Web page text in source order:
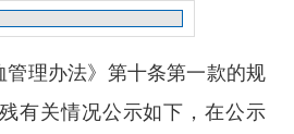
管理办法》第十条第一款的规
有关情况公示如下，在公示